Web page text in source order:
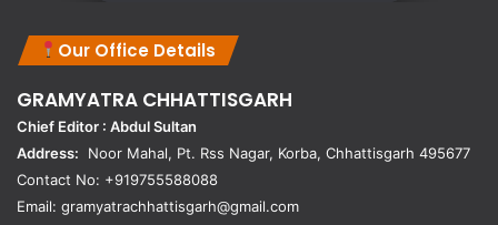
Our Office Details
GRAMYATRA CHHATTISGARH
Chief Editor : Abdul Sultan
Address: Noor Mahal, Pt. Rss Nagar, Korba, Chhattisgarh 495677
Contact No: +919755588088
Email: gramyatrachhattisgarh@gmail.com